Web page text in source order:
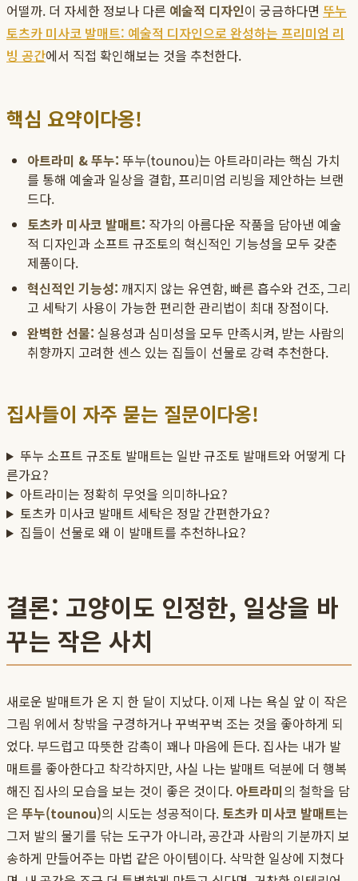
어떨까. 더 자세한 정보나 다른 예술적 디자인이 궁금하다면 뚜누
토츠카 미사코 발매트: 예술적 디자인으로 완성하는 프리미엄 리
빙 공간에서 직접 확인해보는 것을 추천한다.
핵심 요약이다옹!
아트라미 & 뚜누: 뚜누(tounou)는 아트라미라는 핵심 가치
를 통해 예술과 일상을 결합, 프리미엄 리빙을 제안하는 브랜
드다.
토츠카 미사코 발매트: 작가의 아름다운 작품을 담아낸 예술
적 디자인과 소프트 규조토의 혁신적인 기능성을 모두 갖춘
제품이다.
혁신적인 기능성: 깨지지 않는 유연함, 빠른 흡수와 건조, 그리
고 세탁기 사용이 가능한 편리한 관리법이 최대 장점이다.
완벽한 선물: 실용성과 심미성을 모두 만족시켜, 받는 사람의
취향까지 고려한 센스 있는 집들이 선물로 강력 추천한다.
집사들이 자주 묻는 질문이다옹!
뚜누 소프트 규조토 발매트는 일반 규조토 발매트와 어떻게 다
른가요?
아트라미는 정확히 무엇을 의미하나요?
토츠카 미사코 발매트 세탁은 정말 간편한가요?
집들이 선물로 왜 이 발매트를 추천하나요?
결론: 고양이도 인정한, 일상을 바
꾸는 작은 사치
새로운 발매트가 온 지 한 달이 지났다. 이제 나는 욕실 앞 이 작은
그림 위에서 창밖을 구경하거나 꾸벅꾸벅 조는 것을 좋아하게 되
었다. 부드럽고 따뜻한 감촉이 꽤나 마음에 든다. 집사는 내가 발
매트를 좋아한다고 착각하지만, 사실 나는 발매트 덕분에 더 행복
해진 집사의 모습을 보는 것이 좋은 것이다. 아트라미의 철학을 담
은 뚜누(tounou)의 시도는 성공적이다. 토츠카 미사코 발매트는
그저 발의 물기를 닦는 도구가 아니라, 공간과 사람의 기분까지 보
송하게 만들어주는 마법 같은 아이템이다. 삭막한 일상에 지쳤다